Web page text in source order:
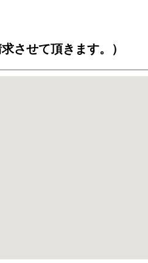
させて頂きます。）